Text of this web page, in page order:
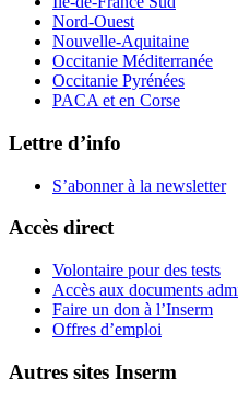
Nord-Ouest
Nouvelle-Aquitaine
Occitanie Méditerranée
Occitanie Pyrénées
PACA et en Corse
Lettre d’info
S’abonner à la newsletter
Accès direct
Volontaire pour des tests
Accès aux documents
Faire un don à l’Inserm
Offres d’emploi
Autres sites Inserm